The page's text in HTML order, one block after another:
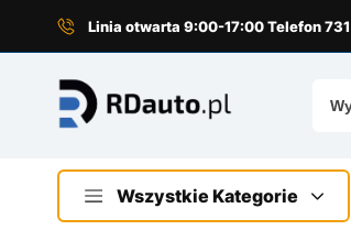
Linia otwarta 9:00-17:00 Telefon
Wszystkie Kategorie